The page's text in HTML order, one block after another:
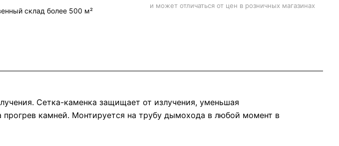
склад более 500 м²
и может отличаться от цен в розничных магазинах
Сетка-каменка защищает от излучения, уменьшая
прогрев камней. Монтируется на трубу дымохода в любой момент в